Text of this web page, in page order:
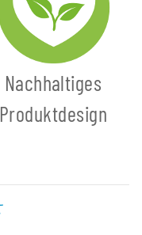
Nachhaltiges
Produktdesign